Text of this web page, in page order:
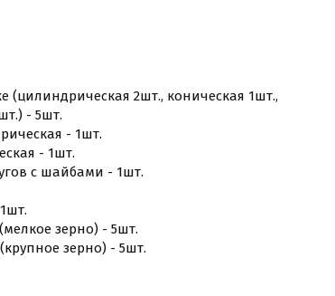
2шт., коническая 1шт.,
- 5шт.
- 1шт.
- 1шт.
с шайбами - 1шт.
зерно) - 5шт.
зерно) - 5шт.